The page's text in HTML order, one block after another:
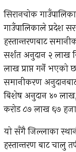
सिरानचोक
गाउँपालिकाले प्रदेश
हस्तान्तरणबाट
सर्शत अनुदान २ लाख
लाख प्राप्त गर्ने
समानीकरण
बिशेष अनुदान ४०
करोड ८७ लाख ६७
यो सँगै जिल्लाका
हस्तान्तरण बाट चालु